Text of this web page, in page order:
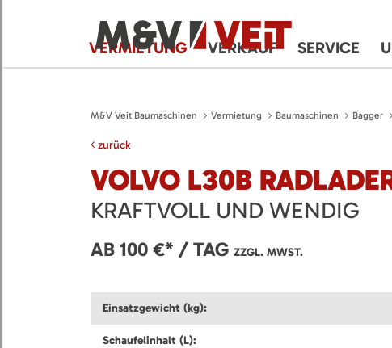
VERMIETUNG VERKAUF SERVICE
M&V Veit Baumaschinen Vermietung Baumaschinen Bagger
zurück
VOLVO L30B
KRAFTVOLL UND WENDIG
AB 100 €* / TAG ZZGL. MWST.
Einsatzgewicht (kg):
Schaufelinhalt (L):